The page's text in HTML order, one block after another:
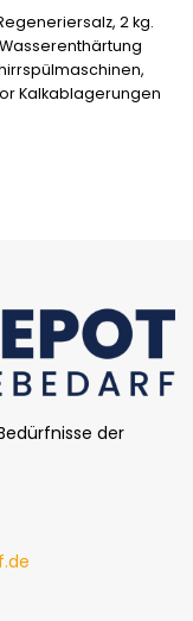
2 kg.
Kalkablagerungen
die
Geeignet
der